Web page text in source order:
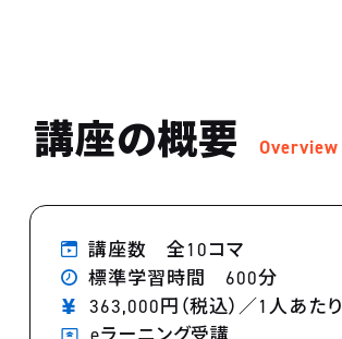
講座の概要 Overview
講座数 全10コマ
標準学習時間 600分
363,000円（税込）／1人あたり
eラーニング受講